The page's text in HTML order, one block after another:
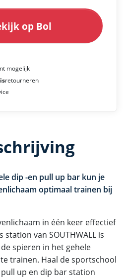
op Bol
mogelijk
retourneren
dip -en pull up bar kun je
optimaal trainen bij
in één keer effectief
van SOUTHWALL is
spieren in het gehele
trainen. Haal de sportschool
up en dip bar station